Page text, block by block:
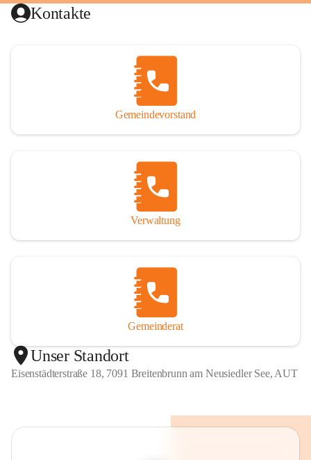
Kontakte
Gemeindevorstand
Verwaltung
Gemeinderat
Unser Standort
Eisenstädterstraße 18, 7091 Breitenbrunn am Neusiedler See, AUT